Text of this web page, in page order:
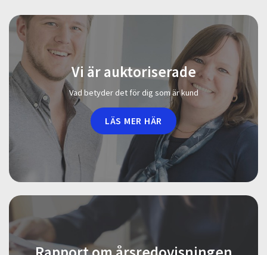
Vi är auktoriserade
Vad betyder det för dig som är kund
LÄS MER HÄR